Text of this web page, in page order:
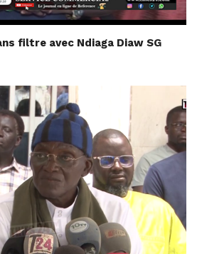
filtre avec Ndiaga Diaw SG